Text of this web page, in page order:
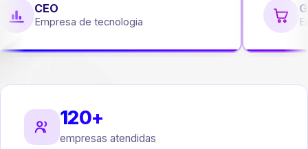
CEO
Empresa de tecnologia
120+
empresas atendidas